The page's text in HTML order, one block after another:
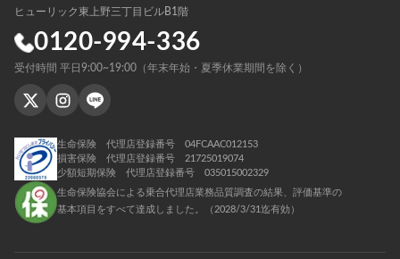
ヒューリック東上野三丁目ビルB1階
0120-994-336
受付時間 平日9:00~19:00（年末年始・夏季休業期間を除く）
生命保険 代理店登録番号 04FCAAC012153
損害保険 代理店登録番号 21725019074
少額短期保険 代理店登録番号 035015002329
生命保険協会による乗合代理店業務品質調査の結果、評価基準の
基本項目をすべて達成しました。（2028/3/31迄有効）